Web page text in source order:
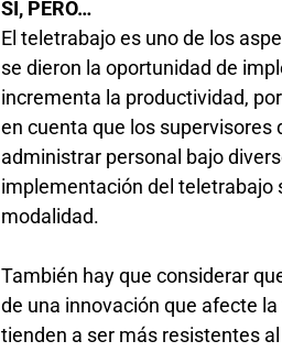
SÍ, PERO…
El teletrabajo es uno de los
se dieron la oportunidad de
incrementa la productividad,
en cuenta que los
administrar personal bajo
implementación del teletrabajo
modalidad.
También hay que considerar
de una innovación que afecte
tienden a ser más resistentes